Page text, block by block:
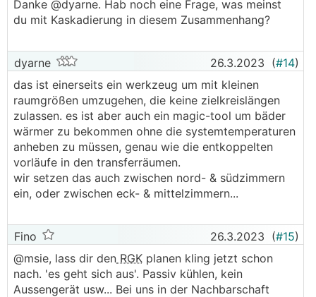
Danke @dyarne. Hab noch eine Frage, was meinst
du mit Kaskadierung in diesem Zusammenhang?
dyarne 26.3.2023 (#14)
das ist einerseits ein werkzeug um mit kleinen
raumgrößen umzugehen, die keine zielkreislängen
zulassen. es ist aber auch ein magic-tool um bäder
wärmer zu bekommen ohne die systemtemperaturen
anheben zu müssen, genau wie die entkoppelten
vorläufe in den transferräumen.
wir setzen das auch zwischen nord- & südzimmern
ein, oder zwischen eck- & mittelzimmern...
Fino 26.3.2023 (#15)
@­msie, lass dir den RGK planen kling jetzt schon
nach. 'es geht sich aus'. Passiv kühlen, kein
Aussengerät usw... Bei uns in der Nachbarschaft